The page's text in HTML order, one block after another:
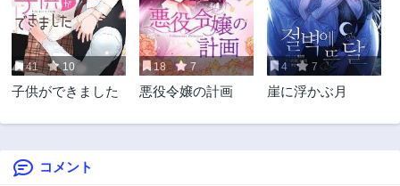
36話
3年前
35話
3年前
34話
3年前
33話
3年前
32話 31話
30話
41 10
子供ができました
18 7
悪役令嬢の計画
4 7
崖に浮かぶ月
コメント